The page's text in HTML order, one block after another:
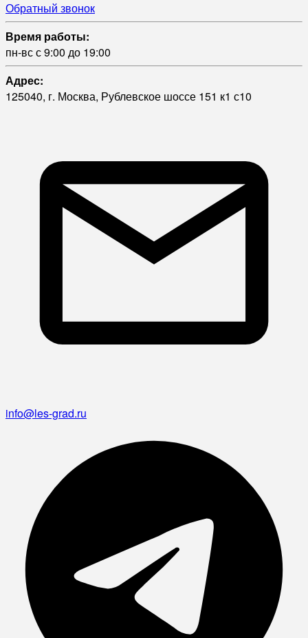
Обратный звонок
Время работы:
пн-вс с 9:00 до 19:00
Адрес:
125040, г. Москва, Рублевское шоссе 151 к1 с10
info@les-grad.ru